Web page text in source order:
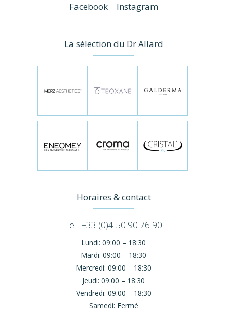
Facebook | Instagram
La sélection du Dr Allard
Horaires & contact
Tel : +33 (0)4 50 90 76 90
Lundi: 09:00 – 18:30
Mardi: 09:00 – 18:30
Mercredi: 09:00 – 18:30
Jeudi: 09:00 – 18:30
Vendredi: 09:00 – 18:30
Samedi: Fermé